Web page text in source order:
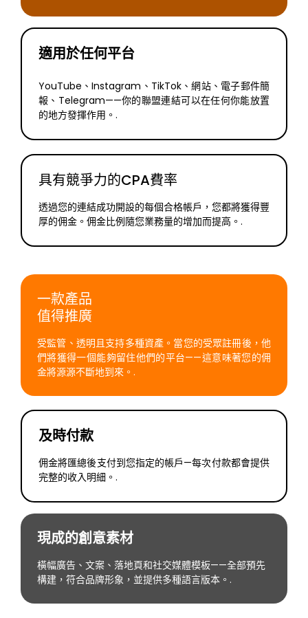
適用於任何平台
YouTube、Instagram、TikTok、網站、電子郵件簡
報、Telegram——你的聯盟連結可以在任何你能放置
的地方發揮作用。.
具有競爭力的CPA費率
透過您的連結成功開設的每個合格帳戶，您都將獲得豐
厚的佣金。佣金比例隨您業務量的增加而提高。.
一款產品
值得推廣
受監管、透明且支持多種資產。當您的受眾註冊後，他
們將獲得一個能夠留住他們的平台——這意味著您的佣
金將源源不斷地到來。.
及時付款
佣金將匯總後支付到您指定的帳戶—每次付款都會提供
完整的收入明細。.
現成的創意素材
橫幅廣告、文案、落地頁和社交媒體模板——全部預先
構建，符合品牌形象，並提供多種語言版本。.